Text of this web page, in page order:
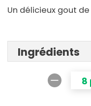
Un délicieux gout
Ingrédients
8